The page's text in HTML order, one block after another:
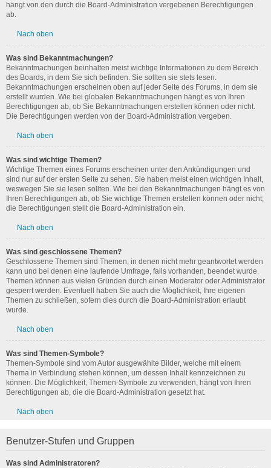
hängt von den durch die Board-Administration vergebenen Berechtigungen
ab.
Nach oben
Was sind Bekanntmachungen?
Bekanntmachungen beinhalten meist wichtige Informationen zu dem Bereich
des Boards, in dem Sie sich befinden. Sie sollten sie stets lesen.
Bekanntmachungen erscheinen oben auf jeder Seite des Forums, in dem sie
erstellt wurden. Wie bei globalen Bekanntmachungen hängt es von Ihren
Berechtigungen ab, ob Sie Bekanntmachungen erstellen können oder nicht.
Die Berechtigungen werden von der Board-Administration vergeben.
Nach oben
Was sind wichtige Themen?
Wichtige Themen eines Forums erscheinen unter den Ankündigungen und
sind nur auf der ersten Seite zu sehen. Sie haben meist einen wichtigen Inhalt,
weswegen Sie sie lesen sollten. Wie bei den Bekanntmachungen hängt es von
Ihren Berechtigungen ab, ob Sie wichtige Themen erstellen können oder nicht;
die Berechtigungen stellt die Board-Administration ein.
Nach oben
Was sind geschlossene Themen?
Geschlossene Themen sind Themen, in denen nicht mehr geantwortet werden
kann und bei denen eine laufende Umfrage, falls vorhanden, beendet wurde.
Themen können aus vielen Gründen durch einen Moderator oder Administrator
gesperrt werden. Eventuell haben Sie auch die Möglichkeit, Ihre eigenen
Themen zu schließen, sofern dies durch die Board-Administration erlaubt
wurde.
Nach oben
Was sind Themen-Symbole?
Themen-Symbole sind vom Autor ausgewählte Bilder, welche mit einem
Thema in Verbindung stehen können, um dessen Inhalt kennzeichnen zu
können. Die Möglichkeit, Themen-Symbole zu verwenden, hängt von Ihren
Berechtigungen ab, die die Board-Administration gesetzt hat.
Nach oben
Benutzer-Stufen und Gruppen
Was sind Administratoren?